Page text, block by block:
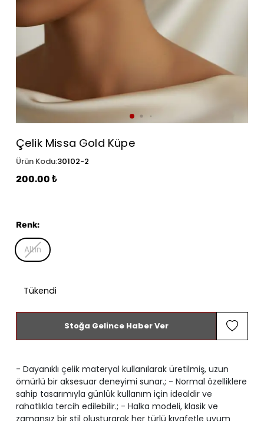
Çelik Missa Gold Küpe
Ürün Kodu:30102-2
200.00 ₺
- Dayanıklı çelik materyal kullanılarak üretilmiş, uzun
ömürlü bir aksesuar deneyimi sunar.; - Normal özelliklere
sahip tasarımıyla günlük kullanım için idealdir ve
rahatlıkla tercih edilebilir.; - Halka modeli, klasik ve
zamansız bir stil oluşturarak her türlü kıyafetle uyum
Renk:
Altın
Tükendi
Stoğa Gelince Haber Ver